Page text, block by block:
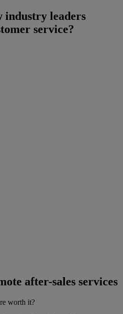
industry leaders
service?
after-sales services
worth it?